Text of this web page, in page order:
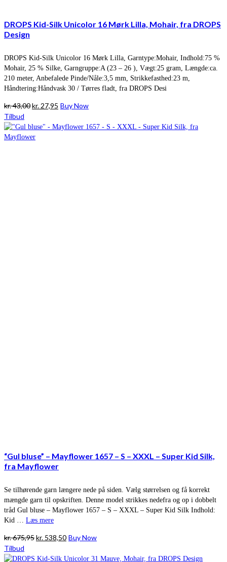
DROPS Kid-Silk Unicolor 16 Mørk Lilla, Mohair, fra DROPS
Design
DROPS Kid-Silk Unicolor 16 Mørk Lilla, Garntype:Mohair, Indhold:75 %
Mohair, 25 % Silke, Garngruppe:A (23 – 26 ), Vægt:25 gram, Længde:ca.
210 meter, Anbefalede Pinde/Nåle:3,5 mm, Strikkefasthed:23 m,
Håndtering:Håndvask 30 / Tørres fladt, fra DROPS Desi
kr.43,00Den
pris
var:
kr. 27,95 Den
pris
Buy Now
Tilbud
“Gul bluse” – Mayflower 1657 – S – XXXL – Super Kid Silk,
fra Mayflower
Se tilhørende garn længere nede på siden. Vælg størrelsen og få korrekt
mængde garn til opskriften. Denne model strikkes nedefra og op i dobbelt
tråd Gul bluse – Mayflower 1657 – S – XXXL – Super Kid Silk Indhold:
Kid … Læs mere
kr.675,95Den
pris
kr. 538,50Den
pris
Buy Now
Tilbud